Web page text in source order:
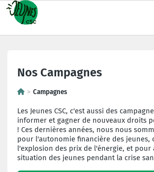
Nos Campagnes
Campagnes
Les Jeunes CSC, c'est aussi des
informer et gagner de nouveaux droits
! Ces dernières années, nous nous
pour l'autonomie financière des jeunes,
l'explosion des prix de l'énergie, et pour
situation des jeunes pendant la crise